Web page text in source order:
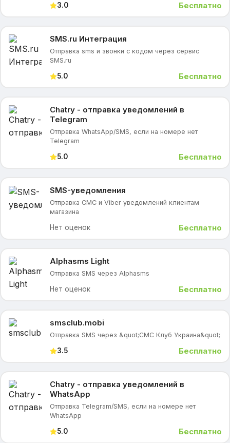
3.0 Бесплатно
SMS.ru Интеграция
Отправка sms и звонки с кодом через сервис
SMS.ru
5.0 Бесплатно
Chatry - отправка уведомлений в
Telegram
Отправка WhatsApp/SMS, если на номере нет
Telegram
5.0 Бесплатно
SMS-уведомления
Отправка СМС и Viber уведомлений клиентам
магазина
Нет оценок Бесплатно
Alphasms Light
Отправка SMS через Alphasms
Нет оценок Бесплатно
smsclub.mobi
Отправка SMS через &quot;СМС Клуб Украина&quot;
3.5 Бесплатно
Chatry - отправка уведомлений в
WhatsApp
Отправка Telegram/SMS, если на номере нет
WhatsApp
5.0 Бесплатно